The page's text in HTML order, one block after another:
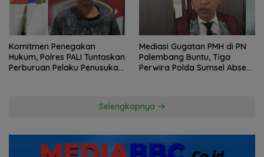
Komitmen Penegakan
Hukum, Polres PALI Tuntaskan
Perburuan Pelaku Penusukan
Mediasi Gugatan PMH di PN
Palembang Buntu, Tiga
Perwira Polda Sumsel Absen,
Selengkapnya